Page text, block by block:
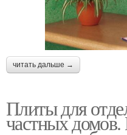
читать дальше →
Плиты для
частных